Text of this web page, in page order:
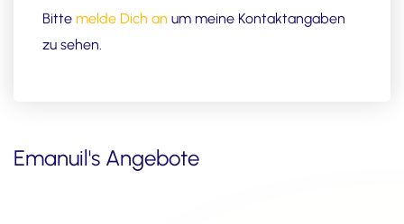
Bitte melde Dich an um meine Kontaktangaben
zu sehen.
Emanuil's Angebote